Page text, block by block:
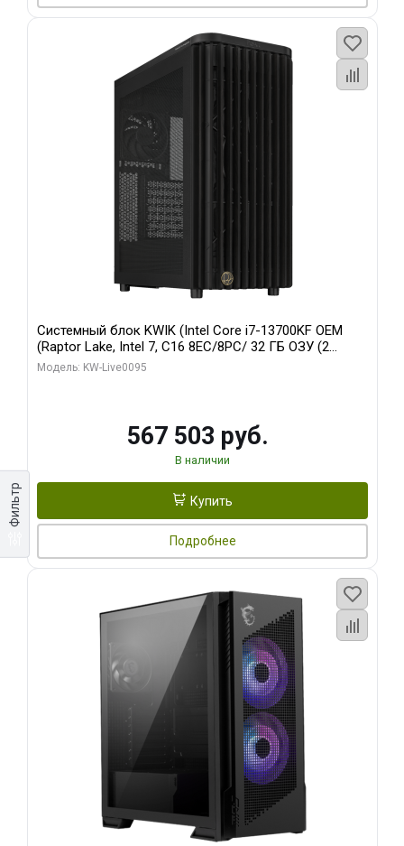
Фильтр
Системный блок KWIK (Intel Core i7-13700KF OEM
(Raptor Lake, Intel 7, C16 8EC/8PC/ 32 ГБ ОЗУ (2
модуля)/ Afox RTX4090 24GB GDDR6X 384-Bit 3xDP
Модель: KW-Live0095
567 503 руб.
В наличии
Купить
Подробнее